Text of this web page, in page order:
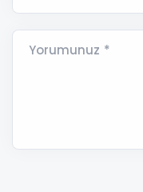
Yorumunuz *